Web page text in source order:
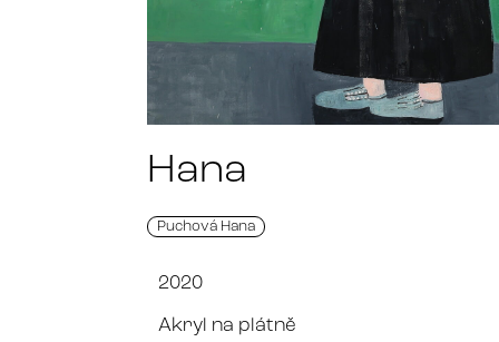
Hana
Puchová Hana
2020
Akryl na plátně